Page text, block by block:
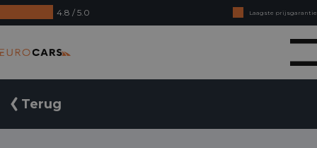
4.8 / 5.0
Laagste prijsgarantie
Online kopen, niet goed geld terug
Financial lease - Soepele acceptatie
Terug